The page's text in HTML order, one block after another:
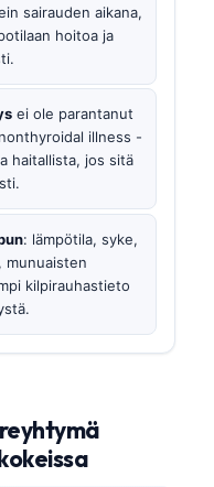
sairauden aikana,
hoitoa ja
ei ole parantanut
illness -
haitallista, jos sitä
: lämpötila, syke,
munuaisten
kilpirauhastieto